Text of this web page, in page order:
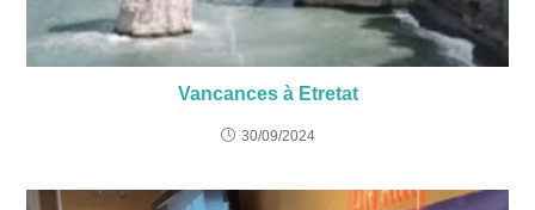
Vancances à Etretat
30/09/2024